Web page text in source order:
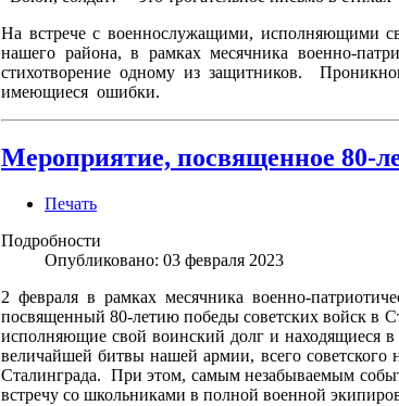
На встрече с военнослужащими, исполняющими
нашего района, в рамках месячника военно-
стихотворение одному из защитников.
имеющиеся ошибки.
Мероприятие, посвященное 80-
Печать
Подробности
Опубликовано: 03 февраля 2023
2 февраля в рамках месячника военно-
посвященный 80-летию победы советских войск в
исполняющие свой воинский долг и находящиеся
величайшей битвы нашей армии, всего
Сталинграда. При этом, самым незабываемым
встречу со школьниками в полной военной